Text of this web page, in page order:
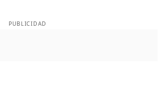
PUBLICIDAD